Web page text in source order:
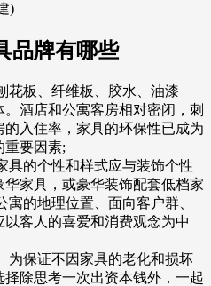
)
品牌有哪些
花板、纤维板、胶水、油漆
酒店和公寓客房相对密闭，刺
入住率，家具的环保性已成为
重要因素;
具的个性和样式应与装饰个性
家具，或豪华装饰配套低档家
的地理位置、面向客户群、
客人的喜爱和消费观念为中
为保证不因家具的老化和损坏
除思考一次出资本钱外，一起